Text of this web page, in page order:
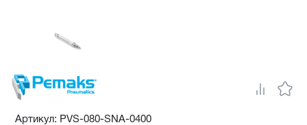
Артикул: PVS-080-SNA-0400